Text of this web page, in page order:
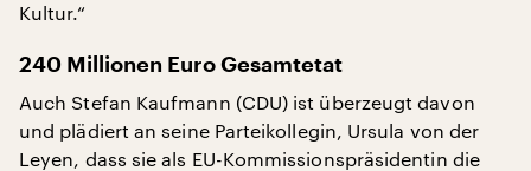
Kultur.“
240 Millionen Euro Gesamtetat
Auch Stefan Kaufmann (CDU) ist überzeugt davon
und plädiert an seine Parteikollegin, Ursula von der
Leyen, dass sie als EU-Kommissionspräsidentin die